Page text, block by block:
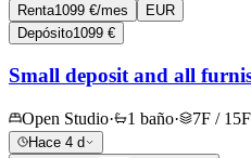
Renta1099 €/mes
EUR
Depósito1099 €
Small deposit and all
Open Studio· 1 baño· 7F / 15F
Hace 4 d